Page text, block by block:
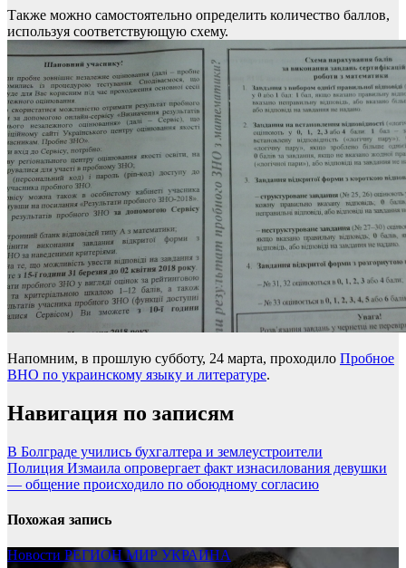
Также можно самостоятельно определить количество баллов,
используя соответствующую схему.
Напомним, в прошлую субботу, 24 марта, проходило Пробное
ВНО по украинскому языку и литературе.
Навигация по записям
В Болграде учились бухгалтера и землеустроители
Полиция Измаила опровергает факт изнасилования девушки
— общение происходило по обоюдному согласию
Похожая запись
Новости РЕГИОНМИР УКРАИНА